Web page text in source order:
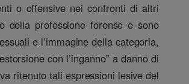
o offensive nei confronti di altri
della professione forense e sono
e l’immagine della categoria,
con l’inganno” a danno di
ritenuto tali espressioni lesive del